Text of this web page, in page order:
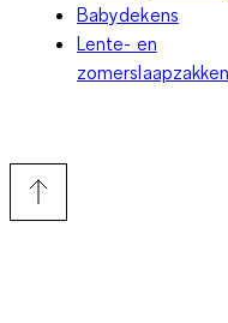
Babydekens
Lente- en
zomerslaapzakken